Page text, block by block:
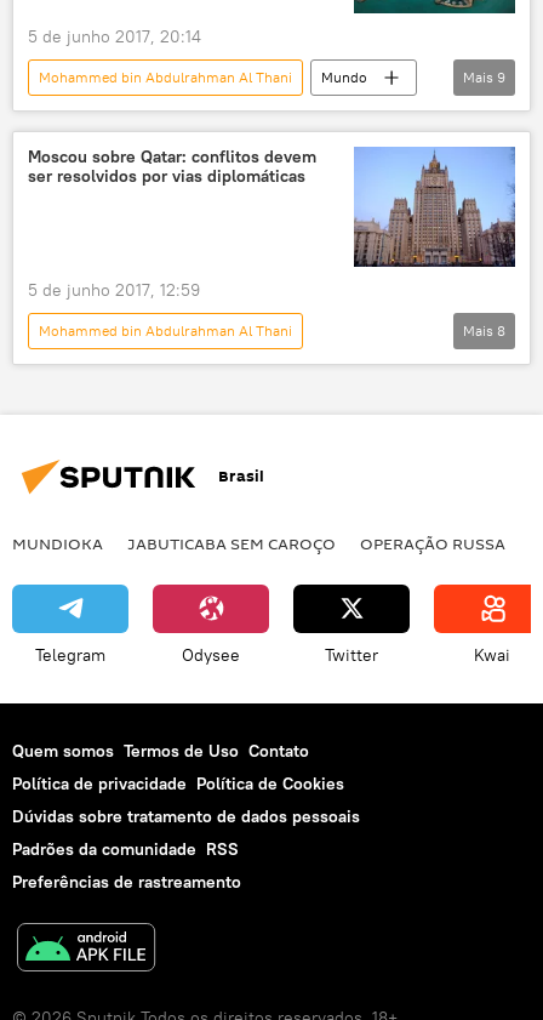
5 de junho 2017, 20:14
Mohammed bin Abdulrahman Al Thani
Mundo
Notícias
Ruptura de relações diplomáticas com Qatar
Golfo Pérsico
Al Jazeera
Mais 9
Moscou sobre Qatar: conflitos devem
ser resolvidos por vias diplomáticas
5 de junho 2017, 12:59
Mohammed bin Abdulrahman Al Thani
Oriente Médio e África
Mundo
Rússia
Mais 8
Brasil
MUNDIOKA JABUTICABA SEM CAROÇO OPERAÇÃO RUSSA
Telegram Odysee Twitter Kwai
Quem somos Termos de Uso Contato
Política de privacidade Política de Cookies
Dúvidas sobre tratamento de dados pessoais
Padrões da comunidade RSS
Preferências de rastreamento